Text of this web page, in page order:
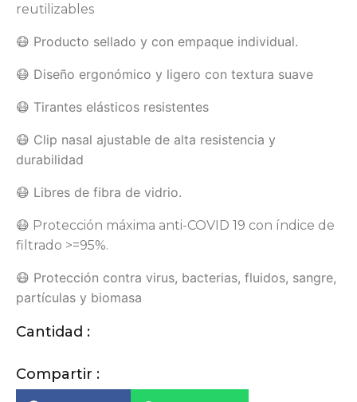
reutilizables
😷 Producto sellado y con empaque individual.
😷 Diseño ergonómico y ligero con textura suave
😷 Tirantes elásticos resistentes
😷 Clip nasal ajustable de alta resistencia y
durabilidad
😷 Libres de fibra de vidrio.
😷 Protección máxima anti-COVID 19 con índice de
filtrado >=95%.
😷 Protección contra virus, bacterias, fluidos, sangre,
partículas y biomasa
Cantidad :
Compartir :